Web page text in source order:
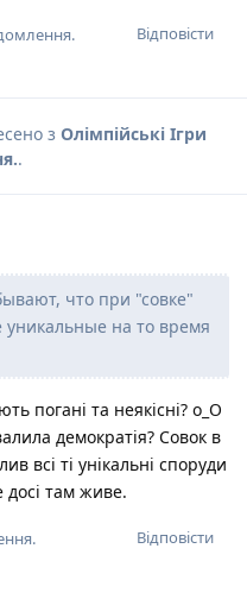
Відповісти
з Олімпійські Ігри
.
что при "совке"
на то время
погані та неякісні? о_О
демократія? Совок в
всі ті унікальні споруди
досі там живе.
Відповісти